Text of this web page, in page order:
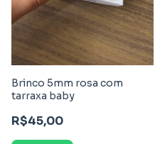
Brinco 5mm rosa com
tarraxa baby
R$45,00